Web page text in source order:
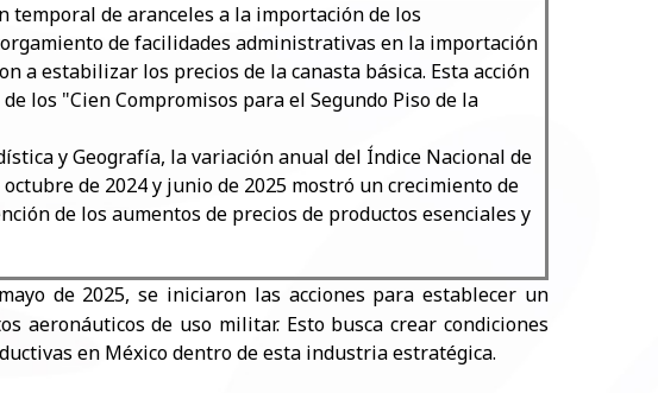
temporal de aranceles a la importación de los
de facilidades administrativas en la importación
a estabilizar los precios de la canasta básica. Esta acción
los "Cien Compromisos para el Segundo Piso de la
y Geografía, la variación anual del Índice Nacional de
de 2024 y junio de 2025 mostró un crecimiento de
de los aumentos de precios de productos esenciales y
de 2025, se iniciaron las acciones para establecer un
aeronáuticos de uso militar. Esto busca crear condiciones
en México dentro de esta industria estratégica.